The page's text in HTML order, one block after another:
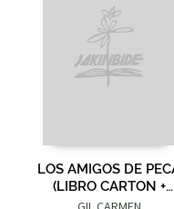
LOS AMIGOS DE PECA
(LIBRO CARTON +
MUÑECO)